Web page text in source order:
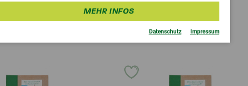
MEHR INFOS
Datenschutz Impressum